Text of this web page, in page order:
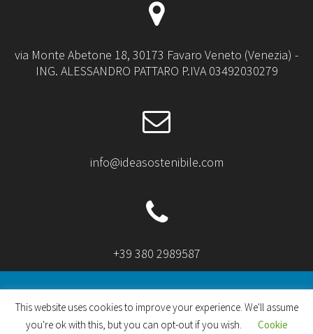
via Monte Abetone 18, 30173 Favaro Veneto (Venezia) -
ING. ALESSANDRO PATTARO P.IVA 03492030279
info@ideasostenibile.com
+39 380 2989587
This website uses cookies to improve your experience. We'll assume
you're ok with this, but you can opt-out if you wish.
Cookie